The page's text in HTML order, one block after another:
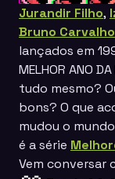
Jurandir Filho,
Bruno Carvalho
lançados em
MELHOR ANO
tudo mesmo?
bons? O que
mudou o
é a série
Vem conversar